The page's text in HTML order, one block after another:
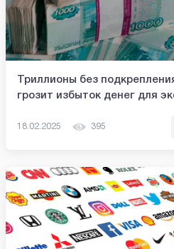
Триллионы без
грозит избыток денег для
18.02.2025 395